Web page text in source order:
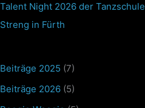
Talent Night 2026 der Tanzschule
Streng in Fürth
Beiträge 2025 (7)
Beiträge 2026 (5)